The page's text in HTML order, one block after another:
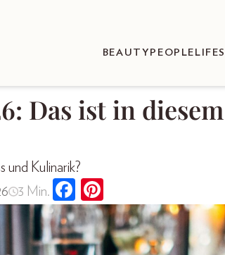
BEAUTY PEOPLE
Das ist in
und Kulinarik?
3 Min.